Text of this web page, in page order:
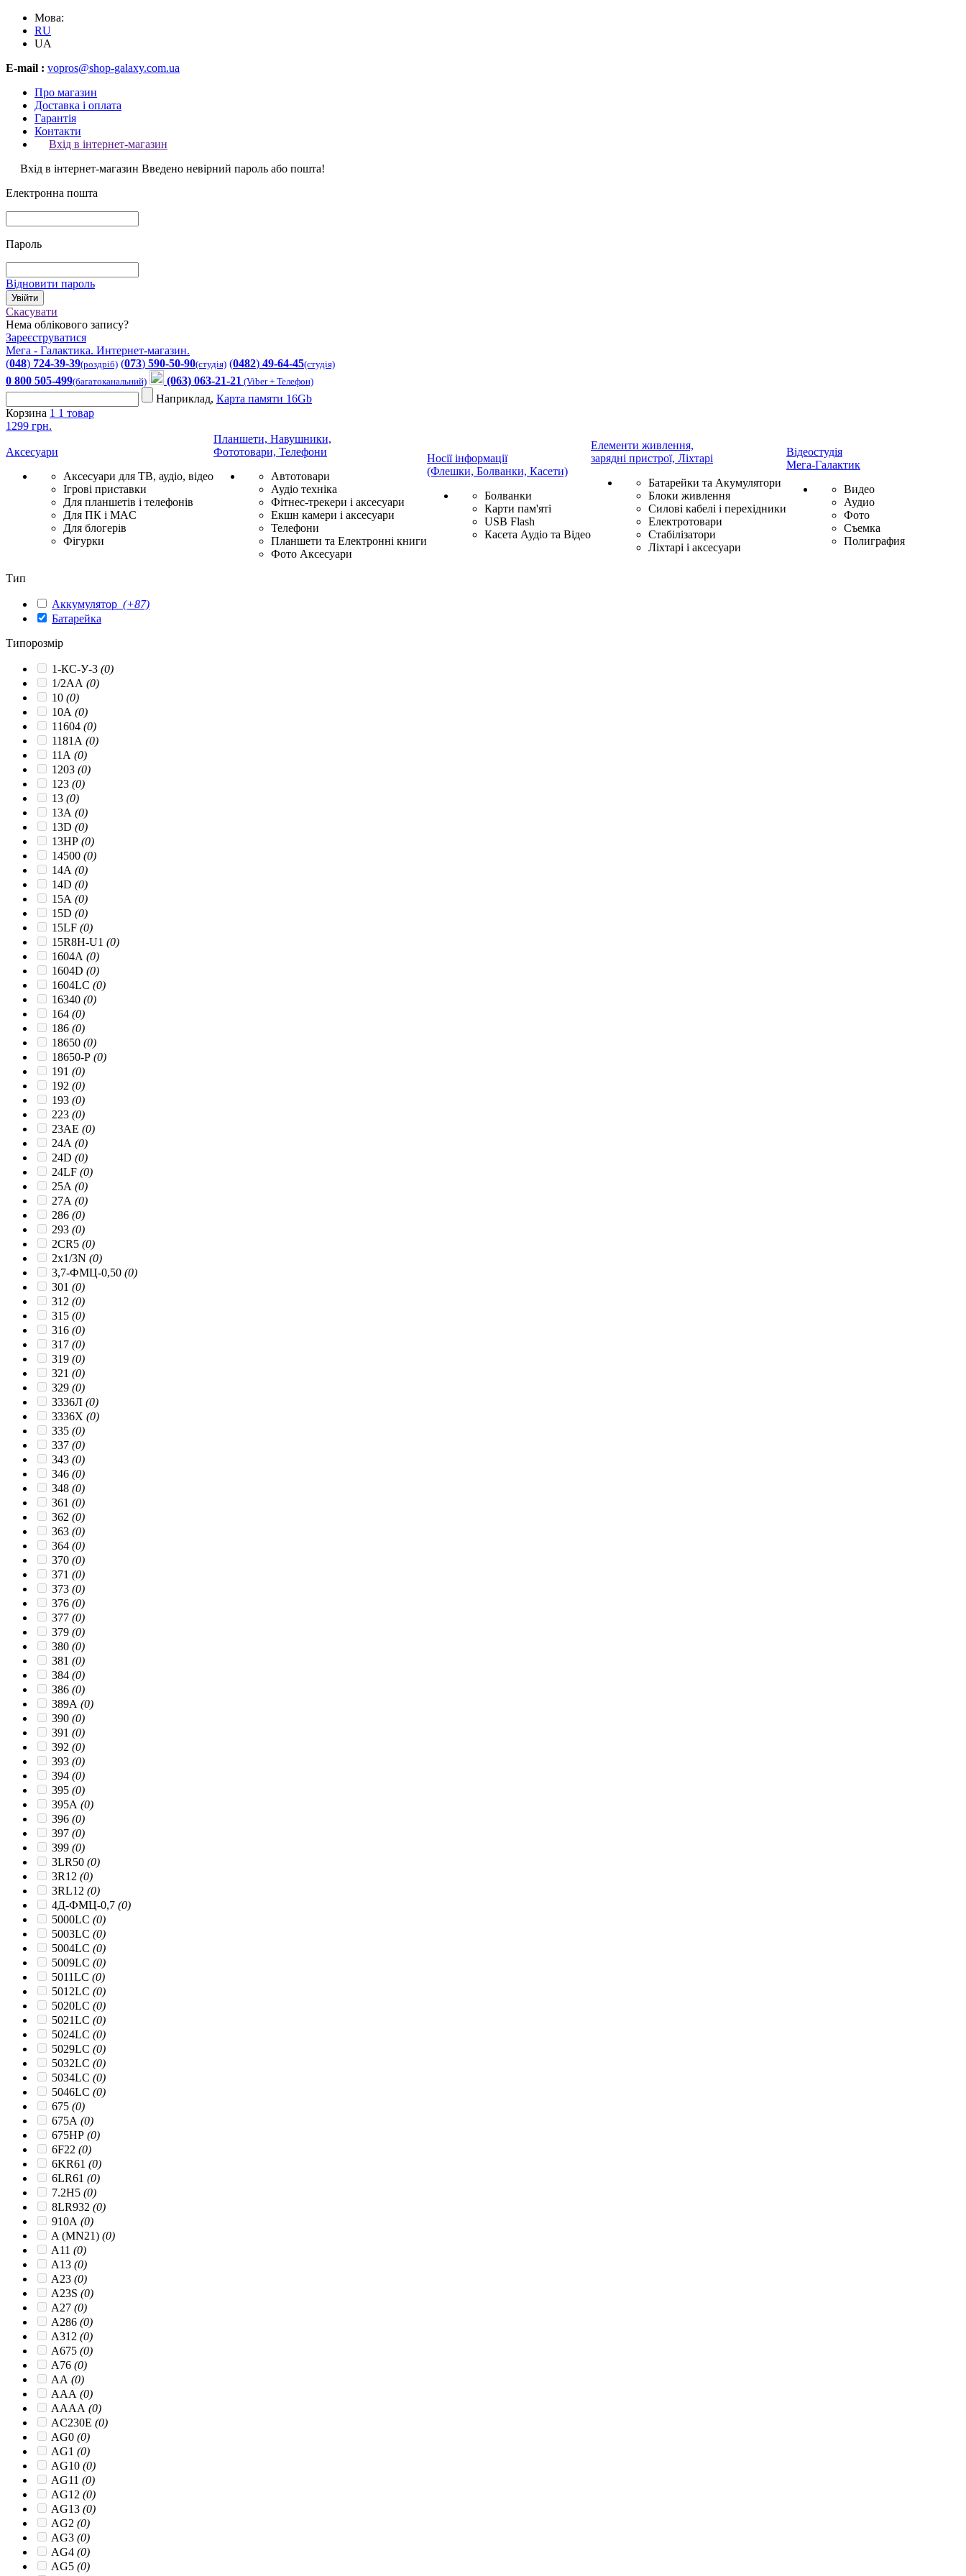
Мова:
RU
UA
E-mail : vopros@shop-galaxy.com.ua
Про магазин
Доставка і оплата
Гарантія
Контакти
Вхід в інтернет-магазин
Вхід в інтернет-магазин Введено невірний пароль або пошта!
Електронна пошта
Пароль
Відновити пароль
Скасувати
Нема облікового запису?
Зареєструватися
Мега - Галактика. Интернет-магазин.
(048) 724-39-39(роздріб) (073) 590-50-90(студія) (0482) 49-64-45(студія)
0 800 505-499(багатоканальний) (063) 063-21-21 (Viber + Телефон)
Наприклад, Карта памяти 16Gb
Корзина 1 1 товар
1299 грн.
Аксесуари
Аксесуари для ТВ, аудіо, відео
Ігрові приставки
Для планшетів і телефонів
Для ПК і MAC
Для блогерів
Фігурки
Планшети, Навушники,
Фототовари, Телефони
Автотовари
Аудіо техніка
Фітнес-трекери і аксесуари
Екшн камери і аксесуари
Телефони
Планшети та Електронні книги
Фото Аксесуари
Носії інформації
(Флешки, Болванки, Касети)
Болванки
Карти пам'яті
USB Flash
Касета Аудіо та Відео
Елементи живлення,
зарядні пристрої, Ліхтарі
Батарейки та Акумулятори
Блоки живлення
Силові кабелі і перехідники
Електротовари
Стабілізатори
Ліхтарі і аксесуари
Відеостудія
Мега-Галактик
Видео
Аудио
Фото
Съемка
Полиграфия
Тип
Аккумулятор (+87)
Батарейка
Типорозмір
1-КС-У-3 (0)
1/2AA (0)
10 (0)
10A (0)
11604 (0)
1181A (0)
11A (0)
1203 (0)
123 (0)
13 (0)
13A (0)
13D (0)
13HP (0)
14500 (0)
14A (0)
14D (0)
15A (0)
15D (0)
15LF (0)
15R8H-U1 (0)
1604A (0)
1604D (0)
1604LC (0)
16340 (0)
164 (0)
186 (0)
18650 (0)
18650-P (0)
191 (0)
192 (0)
193 (0)
223 (0)
23AЕ (0)
24A (0)
24D (0)
24LF (0)
25A (0)
27A (0)
286 (0)
293 (0)
2CR5 (0)
2x1/3N (0)
3,7-ФМЦ-0,50 (0)
301 (0)
312 (0)
315 (0)
316 (0)
317 (0)
319 (0)
321 (0)
329 (0)
3336Л (0)
3336Х (0)
335 (0)
337 (0)
343 (0)
346 (0)
348 (0)
361 (0)
362 (0)
363 (0)
364 (0)
370 (0)
371 (0)
373 (0)
376 (0)
377 (0)
379 (0)
380 (0)
381 (0)
384 (0)
386 (0)
389A (0)
390 (0)
391 (0)
392 (0)
393 (0)
394 (0)
395 (0)
395A (0)
396 (0)
397 (0)
399 (0)
3LR50 (0)
3R12 (0)
3RL12 (0)
4Д-ФМЦ-0,7 (0)
5000LC (0)
5003LC (0)
5004LC (0)
5009LC (0)
5011LC (0)
5012LC (0)
5020LC (0)
5021LC (0)
5024LC (0)
5029LC (0)
5032LC (0)
5034LC (0)
5046LC (0)
675 (0)
675A (0)
675HP (0)
6F22 (0)
6KR61 (0)
6LR61 (0)
7.2H5 (0)
8LR932 (0)
910A (0)
A (MN21) (0)
A11 (0)
A13 (0)
A23 (0)
A23S (0)
A27 (0)
A286 (0)
A312 (0)
A675 (0)
A76 (0)
AA (0)
AAA (0)
AAAA (0)
AC230E (0)
AG0 (0)
AG1 (0)
AG10 (0)
AG11 (0)
AG12 (0)
AG13 (0)
AG2 (0)
AG3 (0)
AG4 (0)
AG5 (0)